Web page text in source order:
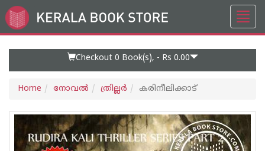
Go
to
Checkout 0 Book(s), - Rs 0.00
Home നോവല്‍ ത്രില്ലര്‍ കരിനീലിക്കാട്